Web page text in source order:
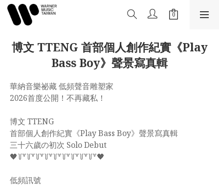
博文 TTENG 首部個人創作紀實《Play
Bass Boy》聲景寫真輯
華納音樂祕藏 低頻聲音雕塑家
2026首度公開！不再藏私！
博文 TTENG
首部個人創作紀實《Play Bass Boy》聲景寫真輯
三十六歲の初次 Solo Debut
🖤꒦꒷꒦꒷꒦꒷꒦꒷꒦꒷꒦꒷꒦꒷꒦꒷꒦꒷🖤
低頻訊號